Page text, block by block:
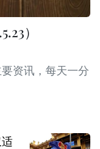
）
资讯，每天一分